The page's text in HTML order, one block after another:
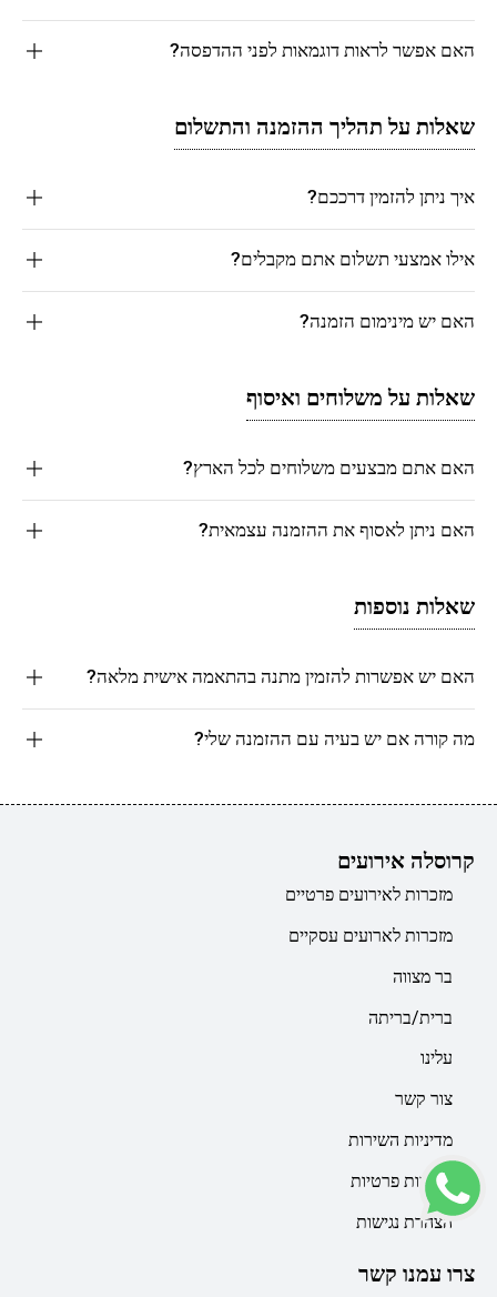
האם אפשר לראות דוגמאות לפני ההדפסה?
שאלות על תהליך ההזמנה והתשלום
איך ניתן להזמין דרככם?
אילו אמצעי תשלום אתם מקבלים?
האם יש מינימום הזמנה?
שאלות על משלוחים ואיסוף
האם אתם מבצעים משלוחים לכל הארץ?
האם ניתן לאסוף את ההזמנה עצמאית?
שאלות נוספות
האם יש אפשרות להזמין מתנה בהתאמה אישית מלאה?
מה קורה אם יש בעיה עם ההזמנה שלי?
קרוסלה אירועים
מזכרות לאירועים פרטיים
מזכרות לארועים עסקיים
בר מצווה
ברית/בריתה
עלינו
צור קשר
מדיניות השירות
מדיניות פרטיות
הצהרת נגישות
צרו עמנו קשר